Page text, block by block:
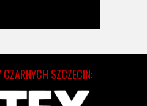
CZARNYCH SZCZECIN: